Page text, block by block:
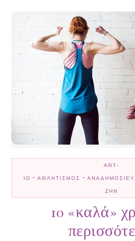
ART-
IO - ΑΘΛΗΤΙΣΜΌΣ -
ΖΗΝ
10 «καλά»